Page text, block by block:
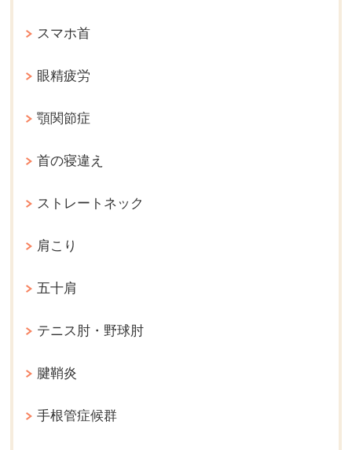
スマホ首
眼精疲労
顎関節症
首の寝違え
ストレートネック
肩こり
五十肩
テニス肘・野球肘
腱鞘炎
手根管症候群